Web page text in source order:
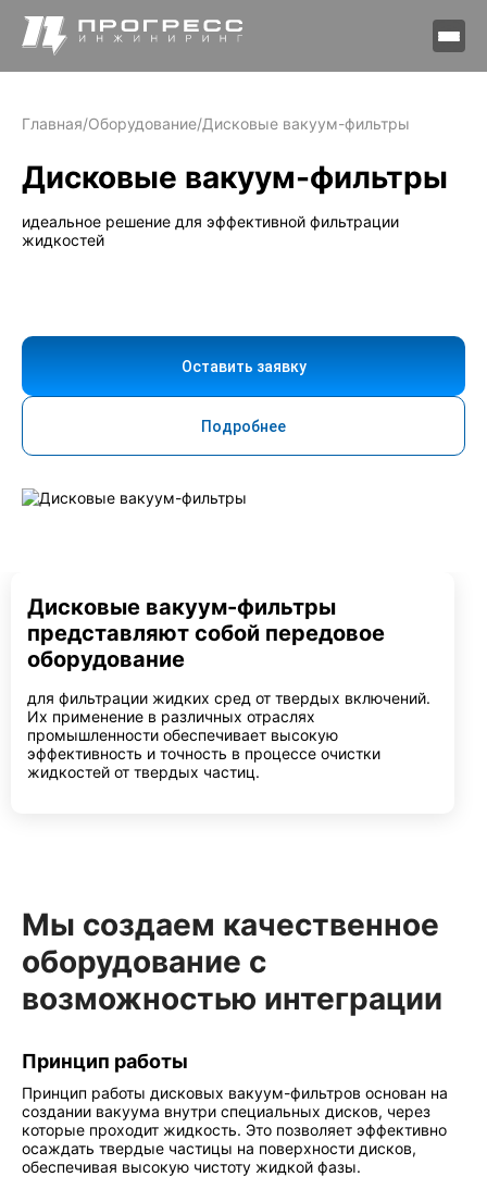
Главная/Оборудование/Дисковые вакуум-фильтры
Дисковые вакуум-фильтры
идеальное решение для эффективной фильтрации
жидкостей
Оставить заявку
Подробнее
Дисковые вакуум-фильтры
представляют собой передовое
оборудование
для фильтрации жидких сред от твердых включений.
Их применение в различных отраслях
промышленности обеспечивает высокую
эффективность и точность в процессе очистки
жидкостей от твердых частиц.
Мы создаем качественное
оборудование с
возможностью интеграции
Принцип работы
Принцип работы дисковых вакуум-фильтров основан на
создании вакуума внутри специальных дисков, через
которые проходит жидкость. Это позволяет эффективно
осаждать твердые частицы на поверхности дисков,
обеспечивая высокую чистоту жидкой фазы.